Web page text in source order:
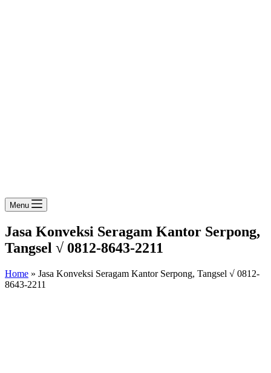
Menu
Jasa Konveksi Seragam Kantor Serpong,
Tangsel √ 0812-8643-2211
Home » Jasa Konveksi Seragam Kantor Serpong, Tangsel √ 0812-
8643-2211